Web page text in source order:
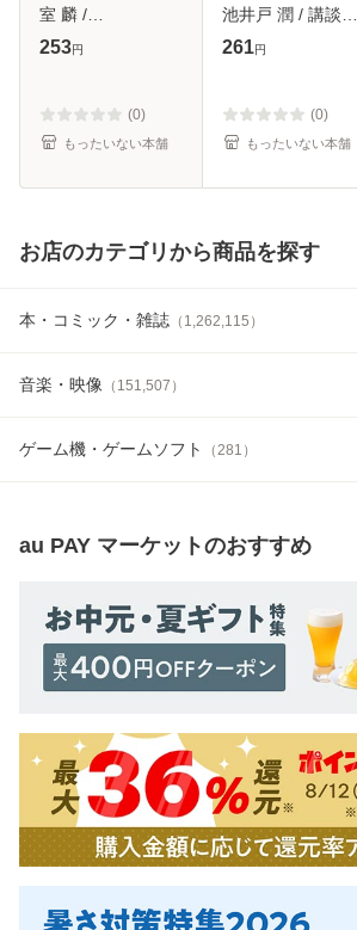
室 麟 /
KADOKAWA [文庫]
253円
(0)
もったいない本舗
池井戸 潤 / 講談社
[文庫]【メール便送
261円
(0)
もったいない本舗
お店のカテゴリから商品を探す
本・コミック・雑誌 （ 1,262,115 ）
音楽・映像 （ 151,507 ）
ゲーム機・ゲームソフト （281 ）
au PAY マーケットのおすすめ